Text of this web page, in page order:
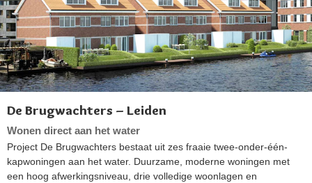
De Brugwachters – Leiden
Wonen direct aan het water
Project De Brugwachters bestaat uit zes fraaie twee-onder-één-
kapwoningen aan het water. Duurzame, moderne woningen met
een hoog afwerkingsniveau, drie volledige woonlagen en